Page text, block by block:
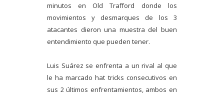
minutos en Old Trafford donde los
movimientos y desmarques de los 3
atacantes dieron una muestra del buen
entendimiento que pueden tener.
Luis Suárez se enfrenta a un rival al que
le ha marcado hat tricks consecutivos en
sus 2 últimos enfrentamientos, ambos en